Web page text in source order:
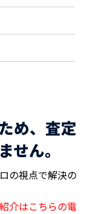
め、査定
せん。
の視点で解決の
介はこちらの電